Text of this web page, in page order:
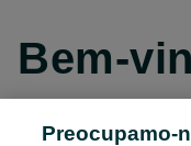
Bem-
Preocupamo-